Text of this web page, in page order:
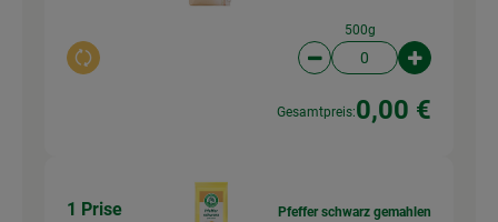
Auswahl ändern
500g
Artikelanzahl
Gesamtpreis:0,00 €
1 Prise
Pfeffer schwarz gemahlen